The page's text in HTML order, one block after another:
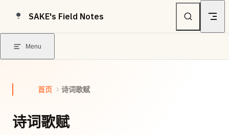
Skip to content
SAKE's Field Notes
Menu
首页 诗词歌赋
诗词歌赋